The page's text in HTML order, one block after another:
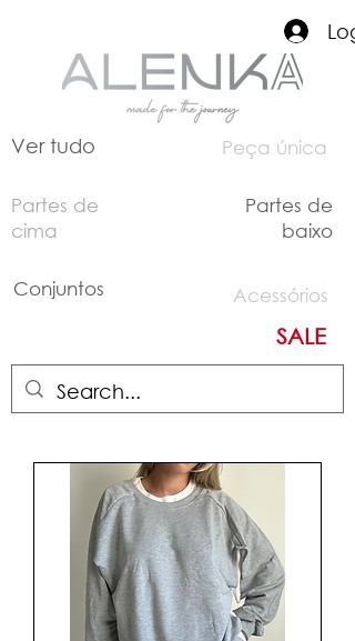
Ver tudo
Partes de
cima
Conjuntos
Peça única
Partes de
baixo
Acessórios
SALE